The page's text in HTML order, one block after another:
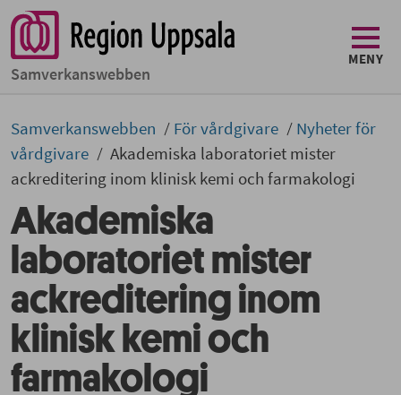
Samverkans­­webben
MENY
Samverkans­­­webben För vårdgivare
Nyheter för
vårdgivare
Akademiska laboratoriet mister
ackreditering inom klinisk kemi och farmakologi
Akademiska
laboratoriet mister
ackreditering inom
klinisk kemi och
farmakologi